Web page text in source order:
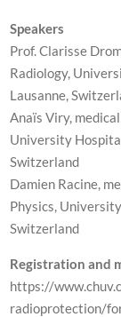
Speakers
Prof. Clarisse
Radiology,
Lausanne,
Anaïs Viry,
University
Switzerland
Damien Racine,
Physics,
Switzerland
Registration and
https://
radioprotection/